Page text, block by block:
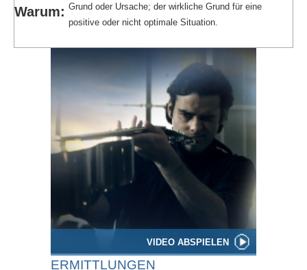
VIDEO ABSPIELEN
ERMITTLUNGEN
Warum: Grund oder Ursache; der wirkliche Grund für eine
positive oder nicht optimale Situation.